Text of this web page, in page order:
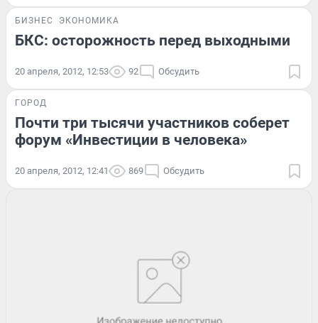
БИЗНЕС ЭКОНОМИКА
БКС: осторожность перед выходными
20 апреля, 2012, 12:53 92 Обсудить
ГОРОД
Почти три тысячи участников соберет
форум «Инвестиции в человека»
20 апреля, 2012, 12:41 869 Обсудить